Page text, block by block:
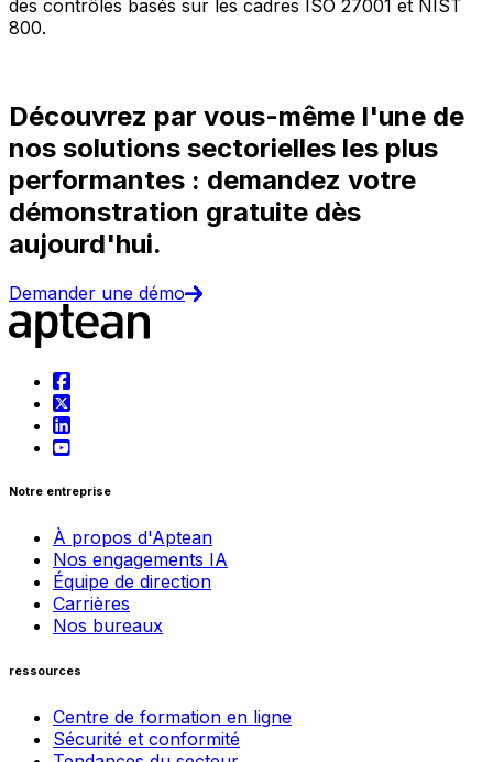
des contrôles basés sur les cadres ISO 27001 et NIST
800.
Découvrez par vous-même l'une de
nos solutions sectorielles les plus
performantes : demandez votre
démonstration gratuite dès
aujourd'hui.
Demander une démo
Notre entreprise
À propos d'Aptean
Nos engagements IA
Équipe de direction
Carrières
Nos bureaux
ressources
Centre de formation en ligne
Sécurité et conformité